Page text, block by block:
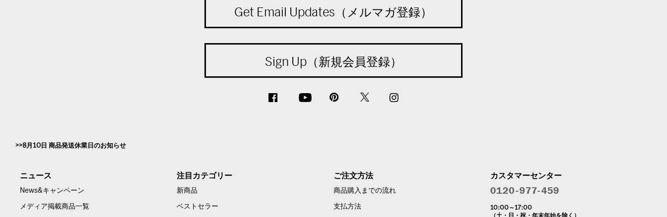
Get Email Updates（メルマガ登録）
Sign Up（新規会員登録）
8月10日 商品発送休業日のお知らせ
ニュース
News&キャンペーン
メディア掲載商品一覧
注目カテゴリー
新商品
ベストセラー
ご注文方法
商品購入までの流れ
支払方法
カスタマーセンター
10:00～17:00
（土・日・祝・年末年始を除く）